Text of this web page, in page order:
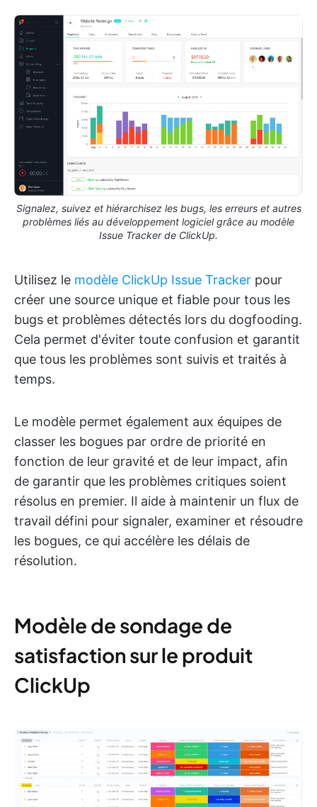
Signalez, suivez et hiérarchisez les bugs, les erreurs et autres
problèmes liés au développement logiciel grâce au modèle
Issue Tracker de ClickUp.
Utilisez le modèle ClickUp Issue Tracker pour
créer une source unique et fiable pour tous les
bugs et problèmes détectés lors du dogfooding.
Cela permet d'éviter toute confusion et garantit
que tous les problèmes sont suivis et traités à
temps.
Le modèle permet également aux équipes de
classer les bogues par ordre de priorité en
fonction de leur gravité et de leur impact, afin
de garantir que les problèmes critiques soient
résolus en premier. Il aide à maintenir un flux de
travail défini pour signaler, examiner et résoudre
les bogues, ce qui accélère les délais de
résolution.
Modèle de sondage de
satisfaction sur le produit
ClickUp